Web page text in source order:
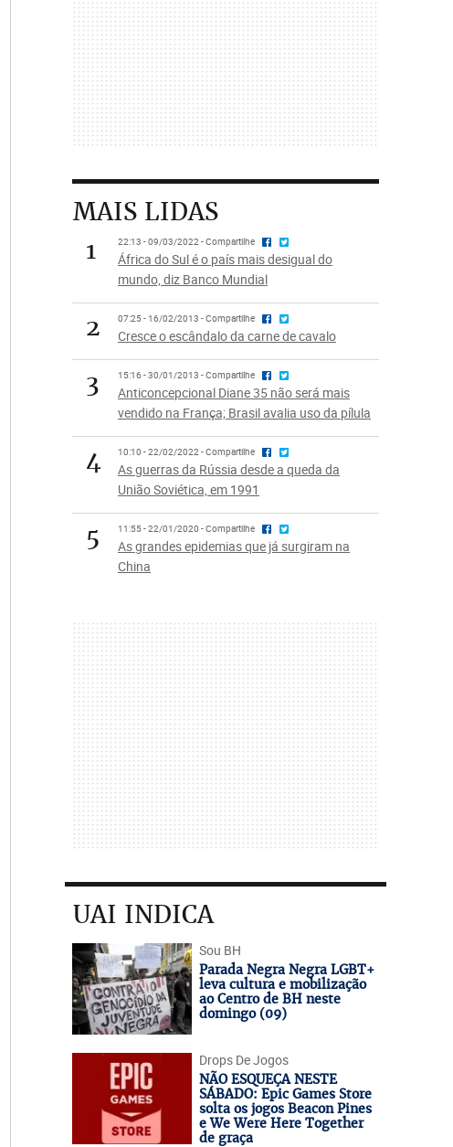
MAIS LIDAS
1
22:13 - 09/03/2022 - Compartilhe
África do Sul é o país mais desigual do
mundo, diz Banco Mundial
2 07:25 - 16/02/2013 - Compartilhe
Cresce o escândalo da carne de cavalo
3 15:16 - 30/01/2013 - Compartilhe
Anticoncepcional Diane 35 não será mais
vendido na França; Brasil avalia uso da pílula
4 10:10 - 22/02/2022 - Compartilhe
As guerras da Rússia desde a queda da
União Soviética, em 1991
5 11:55 - 22/01/2020 - Compartilhe
As grandes epidemias que já surgiram na
China
UAI INDICA
Sou BH
Parada Negra Negra LGBT+
leva cultura e mobilização
ao Centro de BH neste
domingo (09)
Drops De Jogos
NÃO ESQUEÇA NESTE
SÁBADO: Epic Games Store
solta os jogos Beacon Pines
e We Were Here Together
de graça